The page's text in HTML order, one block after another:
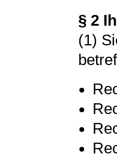
§ 2
(1)